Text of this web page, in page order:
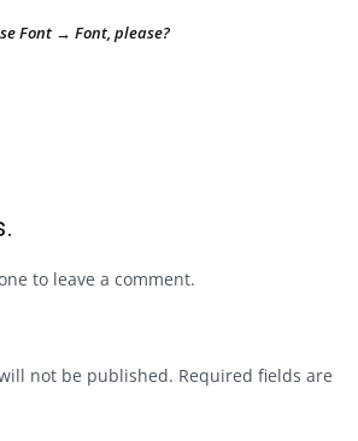
Font → Font, please?
to leave a comment.
not be published. Required fields are